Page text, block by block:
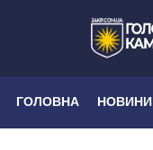
ГОЛОВНА НОВИНИ